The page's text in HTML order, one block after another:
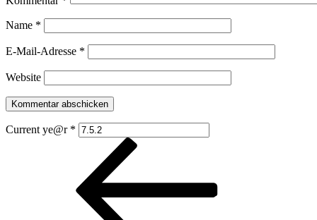
Name *
E-Mail-Adresse *
Website
Current ye@r *
Beitragsnavigation